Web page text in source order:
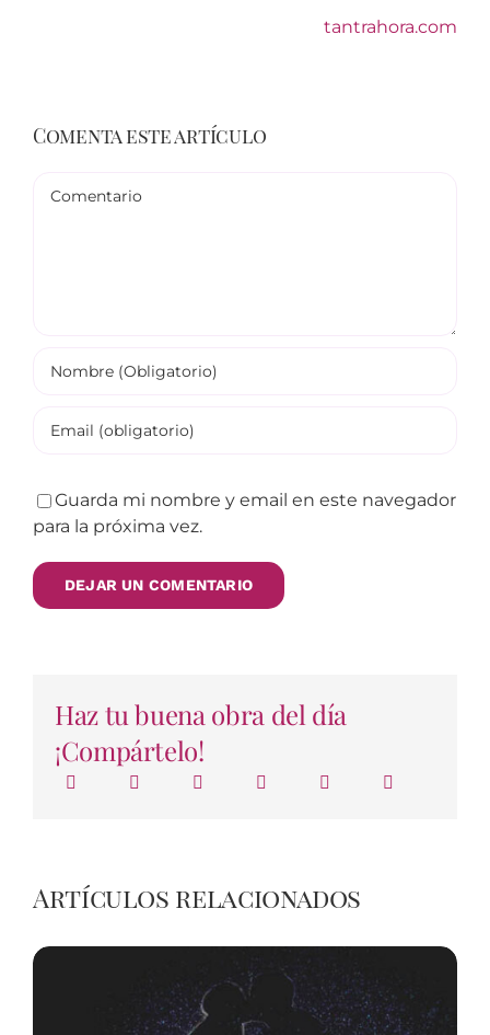
tantrahora.com
Comenta este artículo
Guarda mi nombre y email en este navegador
para la próxima vez.
Haz tu buena obra del día
¡Compártelo!
Artículos relacionados